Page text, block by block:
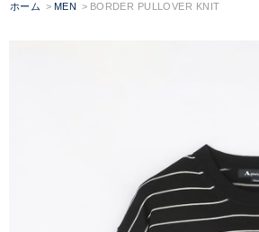
ホーム MEN BORDER PULLOVER KNIT